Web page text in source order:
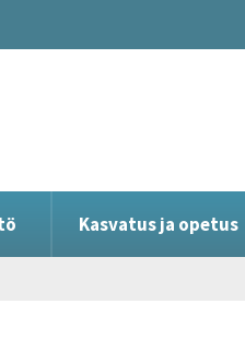
Kasvatus ja opetus